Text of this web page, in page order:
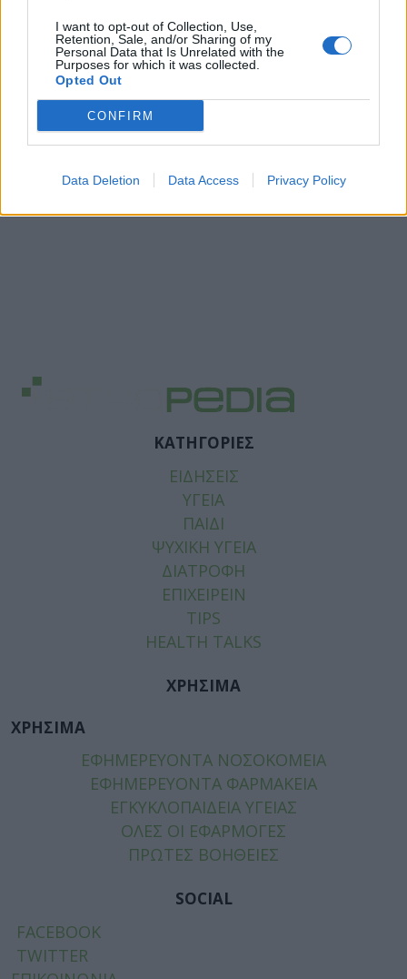
I want to opt-out of Collection, Use,
Retention, Sale, and/or Sharing of my
Personal Data that Is Unrelated with the
Purposes for which it was collected.
Opted Out
CONFIRM
Data Deletion Data Access Privacy Policy
ΚΑΤΗΓΟΡΙΕΣ
ΕΙΔΗΣΕΙΣ
ΥΓΕΙΑ
ΠΑΙΔΙ
ΨΥΧΙΚΗ ΥΓΕΙΑ
ΔΙΑΤΡΟΦΗ
ΕΠΙΧΕΙΡΕΙΝ
TIPS
HEALTH TALKS
ΧΡΗΣΙΜΑ
ΧΡΗΣΙΜΑ
ΕΦΗΜΕΡΕΥΟΝΤΑ ΝΟΣΟΚΟΜΕΙΑ
ΕΦΗΜΕΡΕΥΟΝΤΑ ΦΑΡΜΑΚΕΙΑ
ΕΓΚΥΚΛΟΠΑΙΔΕΙΑ ΥΓΕΙΑΣ
ΟΛΕΣ ΟΙ ΕΦΑΡΜΟΓΕΣ
ΠΡΩΤΕΣ ΒΟΗΘΕΙΕΣ
SOCIAL
FACEBOOK
TWITTER